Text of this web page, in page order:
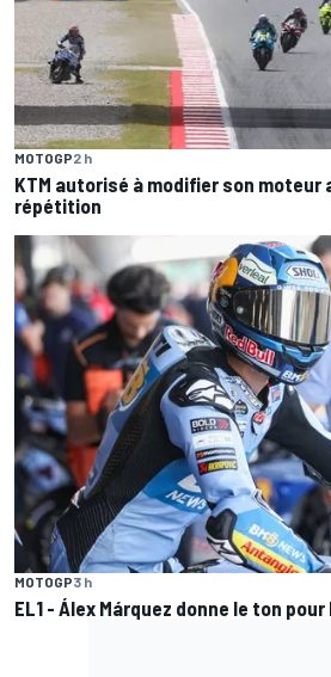
MOTOGP2 h
KTM autorisé à modifier son moteur
répétition
MOTOGP3 h
EL1 - Álex Márquez donne le ton